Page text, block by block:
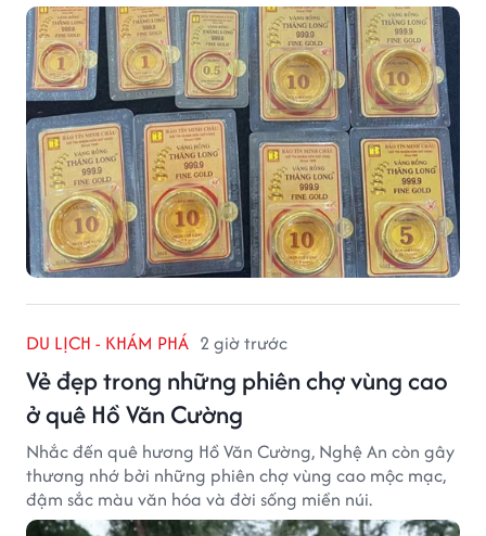
DU LỊCH - KHÁM PHÁ 2 giờ trước
Vẻ đẹp trong những phiên chợ vùng cao
ở quê Hồ Văn Cường
Nhắc đến quê hương Hồ Văn Cường, Nghệ An còn gây
thương nhớ bởi những phiên chợ vùng cao mộc mạc,
đậm sắc màu văn hóa và đời sống miền núi.